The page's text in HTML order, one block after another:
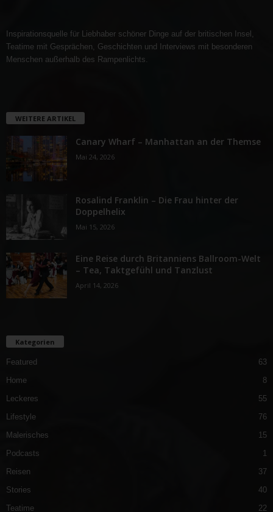
Inspirationsquelle für Liebhaber schöner Dinge auf der britischen Insel,
Teatime mit Gesprächen, Geschichten und Interviews mit besonderen
Menschen außerhalb des Rampenlichts.
WEITERE ARTIKEL
Canary Wharf – Manhattan an der Themse
Mai 24, 2026
Rosalind Franklin – Die Frau hinter der
Doppelhelix
Mai 15, 2026
Eine Reise durch Britanniens Ballroom-Welt
– Tea, Taktgefühl und Tanzlust
April 14, 2026
Kategorien
Featured
63
Home
8
Leckeres
55
Lifestyle
76
Malerisches
15
Podcasts
1
Reisen
37
Stories
40
Teatime
22